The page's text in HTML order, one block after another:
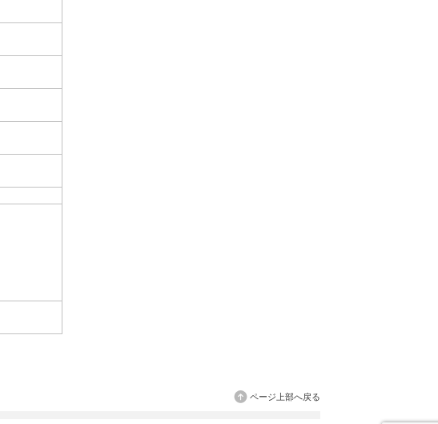
ページ上部へ戻る